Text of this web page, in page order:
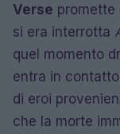
Verse promette
si era interrotta
quel momento
entra in
di eroi
che la morte